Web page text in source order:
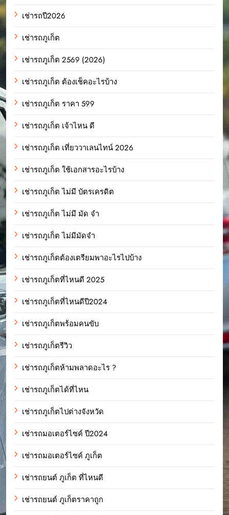
เช่ารถปี2026
เช่ารถภูเก็ต
เช่ารถภูเก็ต 2569 (2026)
เช่ารถภูเก็ต ต้องเช็คอะไรบ้าง
เช่ารถภูเก็ต ราคา 599
เช่ารถภูเก็ต เจ้าไหน ดี
เช่ารถภูเก็ต เที่ยววาเลนไทน์ 2026
เช่ารถภูเก็ต ใช้เอกสารอะไรบ้าง
เช่ารถภูเก็ต ไม่มี บัตรเครดิต
เช่ารถภูเก็ต ไม่มี มัด จํา
เช่ารถภูเก็ต ไม่มีมัดจำ
เช่ารถภูเก็ตต้องเตรียมพาอะไรไปบ้าง
เช่ารถภูเก็ตที่ไหนดี 2025
เช่ารถภูเก็ตที่ไหนดีปี2024
เช่ารถภูเก็ตพร้อมคนขับ
เช่ารถภูเก็ตรีวิว
เช่ารถภูเก็ตห้ามพลาดอะไร ?
เช่ารถภูเก็ตได้ที่ไหน
เช่ารถภูเก็ตไปต่างจังหวัด
เช่ารถมอเตอร์ไซค์ ปี2024
เช่ารถมอเตอร์ไซค์ ภูเก็ต
เช่ารถยนต์ ภูเก็ต ที่ไหนดี
เช่ารถยนต์ ภูเก็ตราคาถูก